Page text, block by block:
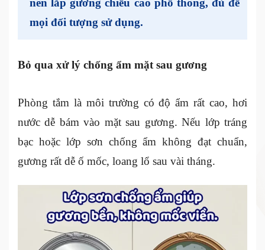
nên lắp gương chiều cao phổ thông, đủ để
mọi đối tượng sử dụng.
Bỏ qua xử lý chống ẩm mặt sau gương
Phòng tắm là môi trường có độ ẩm rất cao, hơi
nước dễ bám vào mặt sau gương. Nếu lớp tráng
bạc hoặc lớp sơn chống ẩm không đạt chuẩn,
gương rất dễ ố mốc, loang lổ sau vài tháng.